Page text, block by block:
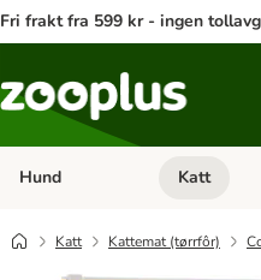
Fri frakt fra 599 kr - ingen
Hund Åpne
Katt
Katt Kattemat (tørrfôr)